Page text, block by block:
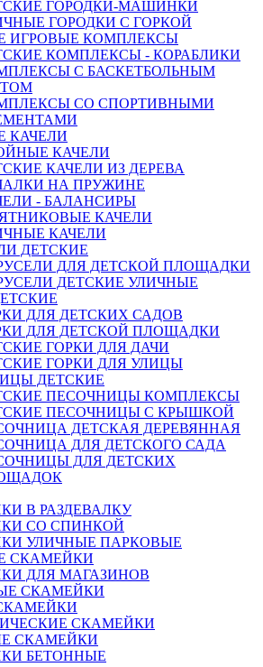
ГОРОДКИ-МАШИНКИ
ГОРОДКИ С ГОРКОЙ
ИГРОВЫЕ КОМПЛЕКСЫ
КОМПЛЕКСЫ - КОРАБЛИКИ
С БАСКЕТБОЛЬНЫМ
СО СПОРТИВНЫМИ
КАЧЕЛИ
КАЧЕЛИ
КАЧЕЛИ ИЗ ДЕРЕВА
НА ПРУЖИНЕ
- БАЛАНСИРЫ
КАЧЕЛИ
КАЧЕЛИ
ДЕТСКИЕ
ДЛЯ ДЕТСКОЙ ПЛОЩАДКИ
ДЕТСКИЕ УЛИЧНЫЕ
ДЛЯ ДЕТСКИХ САДОВ
ДЛЯ ДЕТСКОЙ ПЛОЩАДКИ
ГОРКИ ДЛЯ ДАЧИ
ГОРКИ ДЛЯ УЛИЦЫ
ДЕТСКИЕ
ПЕСОЧНИЦЫ КОМПЛЕКСЫ
ПЕСОЧНИЦЫ С КРЫШКОЙ
ДЕТСКАЯ ДЕРЕВЯННАЯ
ДЛЯ ДЕТСКОГО САДА
ДЛЯ ДЕТСКИХ
В РАЗДЕВАЛКУ
СО СПИНКОЙ
УЛИЧНЫЕ ПАРКОВЫЕ
СКАМЕЙКИ
ДЛЯ МАГАЗИНОВ
СКАМЕЙКИ
СКАМЕЙКИ
СКАМЕЙКИ
БЕТОННЫЕ